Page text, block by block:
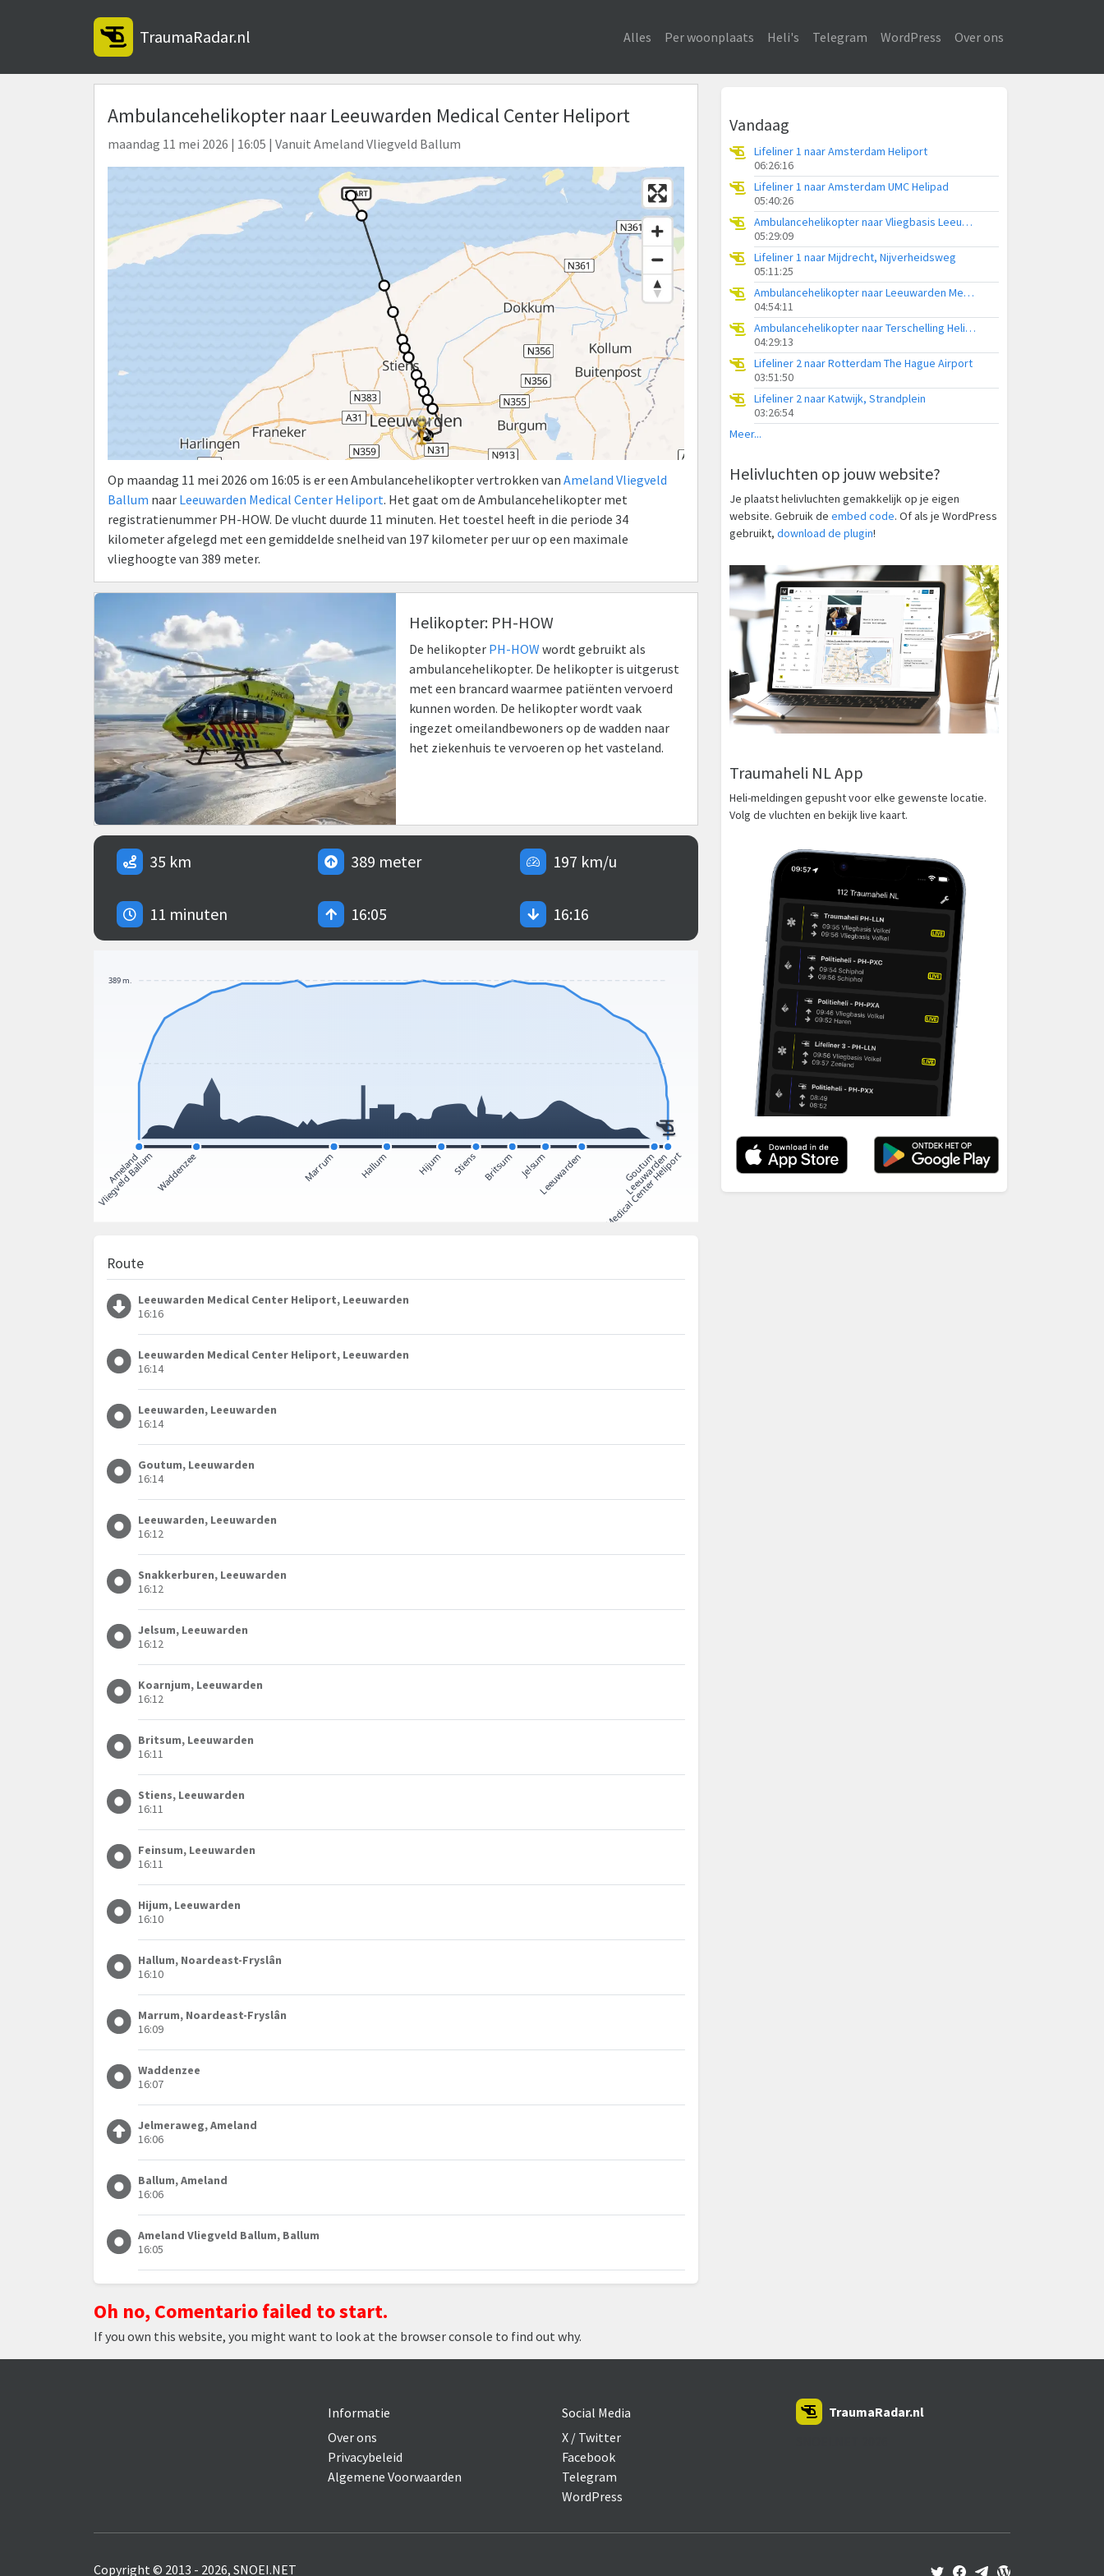
TraumaRadar.nl Alles Per woonplaats Heli's Telegram WordPress Over ons
Ambulancehelikopter naar Leeuwarden Medical Center Heliport
maandag 11 mei 2026 | 16:05 | Vanuit Ameland Vliegveld Ballum
Op maandag 11 mei 2026 om 16:05 is er een Ambulancehelikopter vertrokken van Ameland Vliegveld
Ballum naar Leeuwarden Medical Center Heliport. Het gaat om de Ambulancehelikopter met
registratienummer PH-HOW. De vlucht duurde 11 minuten. Het toestel heeft in die periode 34
kilometer afgelegd met een gemiddelde snelheid van 197 kilometer per uur op een maximale
vlieghoogte van 389 meter.
Helikopter: PH-HOW
De helikopter PH-HOW wordt gebruikt als
ambulancehelikopter. De helikopter is uitgerust
met een brancard waarmee patiënten vervoerd
kunnen worden. De helikopter wordt vaak
ingezet omeilandbewoners op de wadden naar
het ziekenhuis te vervoeren op het vasteland.
35 km 389 meter 197 km/u
11 minuten 16:05 16:16
Route
Leeuwarden Medical Center Heliport, Leeuwarden
16:16
Leeuwarden Medical Center Heliport, Leeuwarden
16:14
Leeuwarden, Leeuwarden
16:14
Goutum, Leeuwarden
16:14
Leeuwarden, Leeuwarden
16:12
Snakkerburen, Leeuwarden
16:12
Jelsum, Leeuwarden
16:12
Koarnjum, Leeuwarden
16:12
Britsum, Leeuwarden
16:11
Stiens, Leeuwarden
16:11
Feinsum, Leeuwarden
16:11
Hijum, Leeuwarden
16:10
Hallum, Noardeast-Fryslân
16:10
Marrum, Noardeast-Fryslân
16:09
Waddenzee
16:07
Jelmeraweg, Ameland
16:06
Ballum, Ameland
16:06
Ameland Vliegveld Ballum, Ballum
16:05
Oh no, Comentario failed to start.
If you own this website, you might want to look at the browser console to find out why.
Vandaag
Lifeliner 1 naar Amsterdam Heliport
06:26:16
Lifeliner 1 naar Amsterdam UMC Helipad
05:40:26
Ambulancehelikopter naar Vliegbasis Leeuwarden
05:29:09
Lifeliner 1 naar Mijdrecht, Nijverheidsweg
05:11:25
Ambulancehelikopter naar Leeuwarden Medical Center Heliport
04:54:11
Ambulancehelikopter naar Terschelling Heliport
04:29:13
Lifeliner 2 naar Rotterdam The Hague Airport
03:51:50
Lifeliner 2 naar Katwijk, Strandplein
03:26:54
Meer...
Helivluchten op jouw website?
Je plaatst helivluchten gemakkelijk op je eigen
website. Gebruik de embed code. Of als je WordPress
gebruikt, download de plugin!
Traumaheli NL App
Heli-meldingen gepusht voor elke gewenste locatie.
Volg de vluchten en bekijk live kaart.
Informatie
Over ons
Privacybeleid
Algemene Voorwaarden
Social Media
X / Twitter
Facebook
Telegram
WordPress
TraumaRadar.nl
Copyright © 2013 - 2026, SNOEI.NET